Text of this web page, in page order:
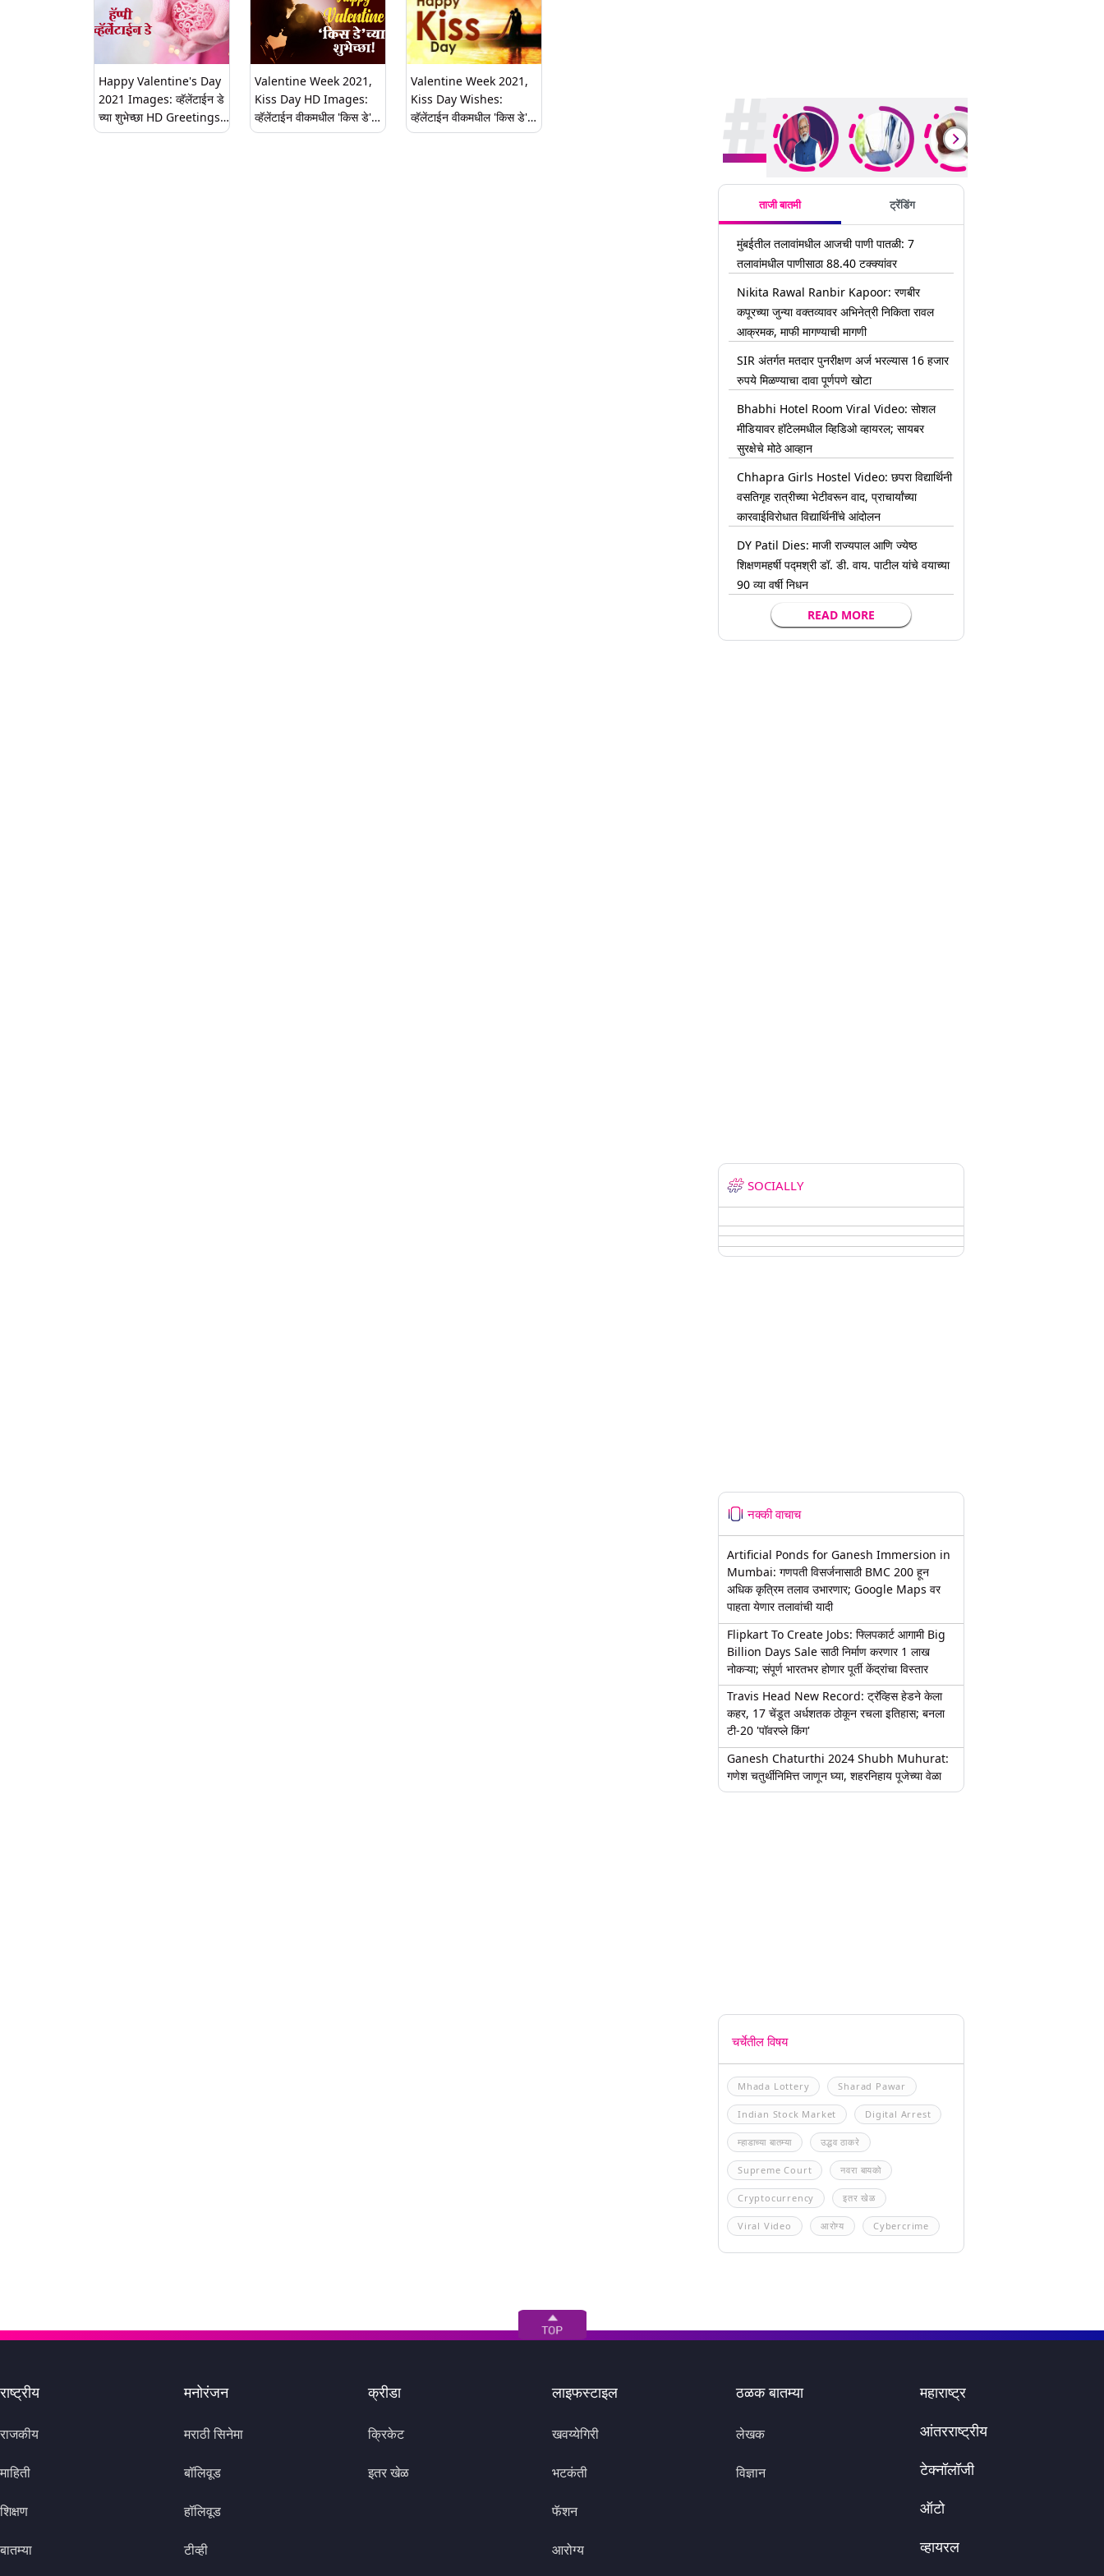
Happy Valentine's Day
2021 Images: व्हॅलेंटाईन डे
च्या शुभेच्छा HD Greetings,
WhatsApp Status च्या द्वारे
Valentine Week 2021,
Kiss Day HD Images:
व्हॅलेंटाईन वीकमधील 'किस डे'ला
खास मराठी Greetings,
Valentine Week 2021,
Kiss Day Wishes:
व्हॅलेंटाईन वीकमधील 'किस डे'ला
मराठी Quotes, Greetings,
ताजी बातमी ट्रेंडिंग
मुंबईतील तलावांमधील आजची पाणी पातळी: 7
तलावांमधील पाणीसाठा 88.40 टक्क्यांवर
Nikita Rawal Ranbir Kapoor: रणबीर
कपूरच्या जुन्या वक्तव्यावर अभिनेत्री निकिता रावल
आक्रमक, माफी मागण्याची मागणी
SIR अंतर्गत मतदार पुनरीक्षण अर्ज भरल्यास 16 हजार
रुपये मिळण्याचा दावा पूर्णपणे खोटा
Bhabhi Hotel Room Viral Video: सोशल
मीडियावर हॉटेलमधील व्हिडिओ व्हायरल; सायबर
सुरक्षेचे मोठे आव्हान
Chhapra Girls Hostel Video: छपरा विद्यार्थिनी
वसतिगृह रात्रीच्या भेटीवरून वाद, प्राचार्यांच्या
कारवाईविरोधात विद्यार्थिनींचे आंदोलन
DY Patil Dies: माजी राज्यपाल आणि ज्येष्ठ
शिक्षणमहर्षी पद्मश्री डॉ. डी. वाय. पाटील यांचे वयाच्या
90 व्या वर्षी निधन
READ MORE
SOCIALLY
नक्की वाचाच
Artificial Ponds for Ganesh Immersion in
Mumbai: गणपती विसर्जनासाठी BMC 200 हून
अधिक कृत्रिम तलाव उभारणार; Google Maps वर
पाहता येणार तलावांची यादी
Flipkart To Create Jobs: फ्लिपकार्ट आगामी Big
Billion Days Sale साठी निर्माण करणार 1 लाख
नोकऱ्या; संपूर्ण भारतभर होणार पूर्ती केंद्रांचा विस्तार
Travis Head New Record: ट्रॅव्हिस हेडने केला
कहर, 17 चेंडूत अर्धशतक ठोकून रचला इतिहास; बनला
टी-20 'पॉवरप्ले किंग'
Ganesh Chaturthi 2024 Shubh Muhurat:
गणेश चतुर्थीनिमित्त जाणून घ्या, शहरनिहाय पूजेच्या वेळा
चर्चेतील विषय
Mhada Lottery Sharad Pawar
Indian Stock Market Digital Arrest
म्हाडाच्या बातम्या उद्धव ठाकरे
Supreme Court नवरा बायको
Cryptocurrency इतर खेळ
Viral Video आरोग्य Cybercrime
राष्ट्रीय
राजकीय
माहिती
शिक्षण
बातम्या
मनोरंजन
मराठी सिनेमा
बॉलिवूड
हॉलिवूड
टीव्ही
क्रीडा
क्रिकेट
इतर खेळ
लाइफस्टाइल
खवय्येगिरी
भटकंती
फॅशन
आरोग्य
ठळक बातम्या
लेखक
विज्ञान
महाराष्ट्र
आंतरराष्ट्रीय
टेक्नॉलॉजी
ऑटो
व्हायरल